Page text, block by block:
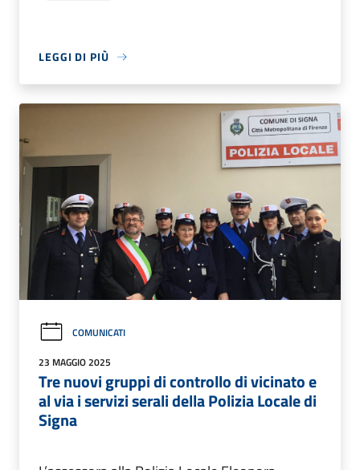
LEGGI DI PIÙ
COMUNICATI
23 MAGGIO 2025
Tre nuovi gruppi di controllo di vicinato e
al via i servizi serali della Polizia Locale di
Signa